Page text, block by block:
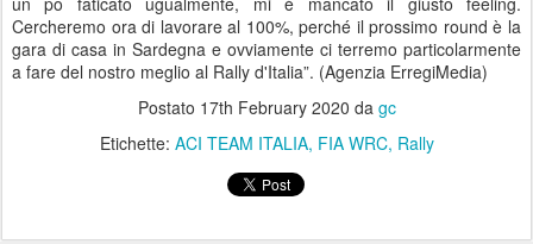
Cercheremo ora di lavorare al 100%, perché il prossimo round è la
gara di casa in Sardegna e ovviamente ci terremo particolarmente
a fare del nostro meglio al Rally d'Italia”. (Agenzia ErregiMedia)
Postato 17th February 2020 da gc
Etichette: ACI TEAM ITALIA FIA WRC Rally